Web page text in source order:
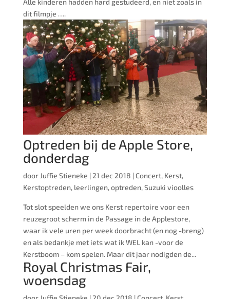
Alle kinderen hadden hard gestudeerd, en niet zoals in
dit filmpje ….
Optreden bij de Apple Store,
donderdag
door Juffie Stieneke | 21 dec 2018 |Concert, Kerst,
Kerstoptreden, leerlingen,optreden,Suzuki vioolles
Tot slot speelden we ons Kerst repertoire voor een
reuzegroot scherm in de Passage in de Applestore,
waar ik vele uren per week doorbracht (en nog -breng)
en als bedankje met iets wat ik WEL kan -voor de
Kerstboom – kom spelen. Maar dit jaar nodigden de...
Royal Christmas Fair,
woensdag